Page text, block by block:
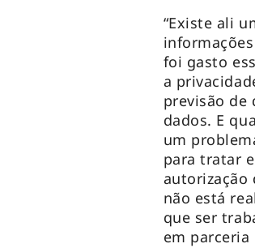
“Existe ali
foi gasto
a
previsão de
dados. E
um
para tratar
autorização
não está
que ser
em parceria